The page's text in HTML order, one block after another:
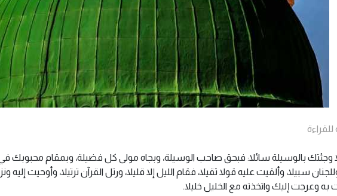
للقراءة
وجئتك بالوسيلة سائلا: فبحق صاحب الوسيلة، وبجاه مولى كل فضيلة، وبمقام محبوبك
سبيلا، وألقيت عليه قولا ثقيلا، فقام الليل إلا قليلا، ورتل القرآن ترتيلا، وأوحيت
به وعرجت إليك واتخذته مع الخليل خليلا.